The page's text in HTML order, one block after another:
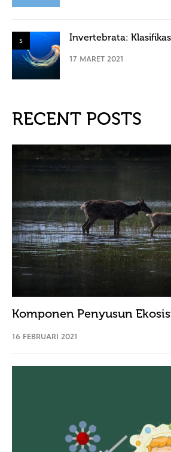
5 Invertebrata:
17 MARET 2021
RECENT POSTS
Komponen Penyusun
16 FEBRUARI 2021